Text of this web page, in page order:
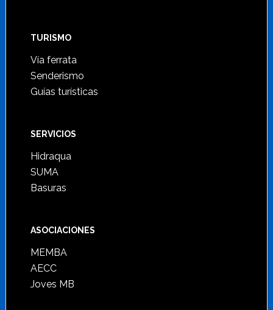
TURISMO
Vía ferrata
Senderismo
Guías turísticas
SERVICIOS
Hidraqua
SUMA
Basuras
ASOCIACIONES
MEMBA
AECC
Joves MB